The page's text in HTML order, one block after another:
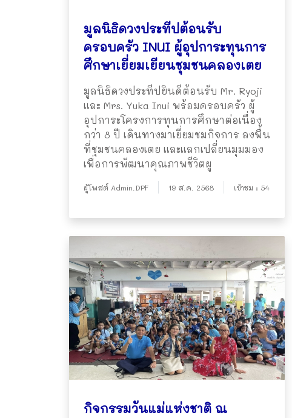
มูลนิธิดวงประทีปต้อนรับ
ครอบครัว INUI ผู้อุปการะทุนการ
ศึกษาเยี่ยมเยียนชุมชนคลองเตย
มูลนิธิดวงประทีปยินดีต้อนรับ Mr. Ryoji
และ Mrs. Yuka Inui พร้อมครอบครัว ผู้
อุปการะโครงการทุนการศึกษาต่อเนื่อง
กว่า 8 ปี เดินทางมาเยี่ยมชมกิจการ ลงพื้น
ที่ชุมชนคลองเตย และแลกเปลี่ยนมุมมอง
เพื่อการพัฒนาคุณภาพชีวิตผู
ผู้โพสต์ Admin.DPF 19 ส.ค. 2568 เข้าชม : 54
กิจกรรมวันแม่แห่งชาติ ณ